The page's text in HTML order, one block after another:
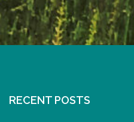
RECENT POSTS